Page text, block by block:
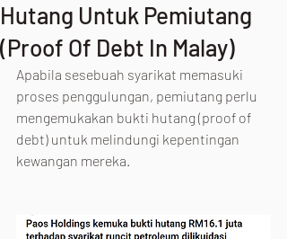
Hutang Untuk Pemiutang
(Proof Of Debt In Malay)
Apabila sesebuah syarikat memasuki
proses penggulungan, pemiutang perlu
mengemukakan bukti hutang (proof of
debt) untuk melindungi kepentingan
kewangan mereka.